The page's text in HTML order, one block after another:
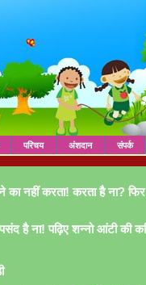
परिचय अंशदान संपर्क
नहीं करता! करता है ना?
है ना! पढ़िए शन्नो आंटी की